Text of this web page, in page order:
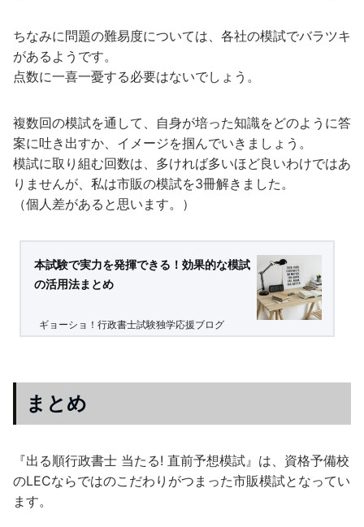
ちなみに問題の難易度については、各社の模試でバラツキ
があるようです。
点数に一喜一憂する必要はないでしょう。
複数回の模試を通して、自身が培った知識をどのように答
案に吐き出すか、イメージを掴んでいきましょう。
模試に取り組む回数は、多ければ多いほど良いわけではあ
りませんが、私は市販の模試を3冊解きました。
（個人差があると思います。）
本試験で実力を発揮できる！効果的な模試
の活用法まとめ
ギョーショ！行政書士試験独学応援ブログ
まとめ
『出る順行政書士 当たる! 直前予想模試』は、資格予備校
のLECならではのこだわりがつまった市販模試となってい
ます。